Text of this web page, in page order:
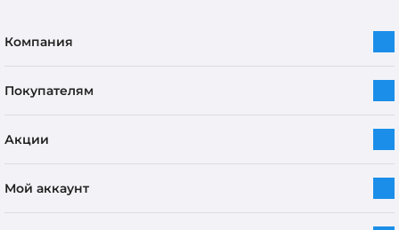
Компания
Покупателям
Акции
Мой аккаунт